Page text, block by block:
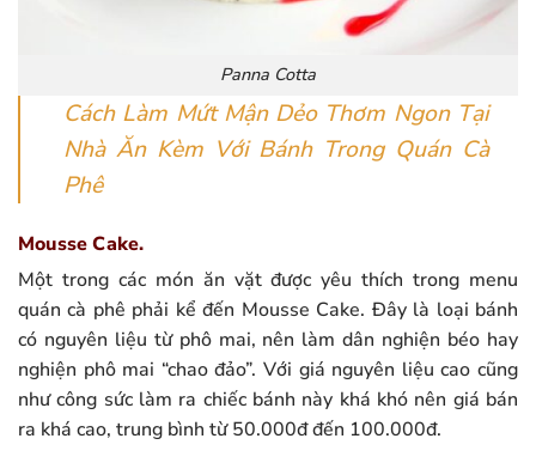
Panna Cotta
Cách Làm Mứt Mận Dẻo Thơm Ngon Tại
Nhà Ăn Kèm Với Bánh Trong Quán Cà
Phê
Mousse Cake.
Một trong các món ăn vặt được yêu thích trong menu
quán cà phê phải kể đến Mousse Cake. Đây là loại bánh
có nguyên liệu từ phô mai, nên làm dân nghiện béo hay
nghiện phô mai “chao đảo”. Với giá nguyên liệu cao cũng
như công sức làm ra chiếc bánh này khá khó nên giá bán
ra khá cao, trung bình từ 50.000đ đến 100.000đ.